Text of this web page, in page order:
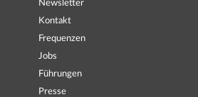
Newsletter
Kontakt
Frequenzen
Jobs
Führungen
Presse